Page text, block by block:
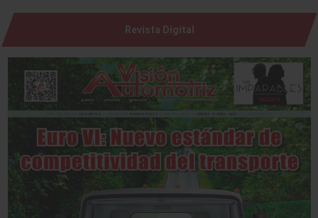
Revista Digital